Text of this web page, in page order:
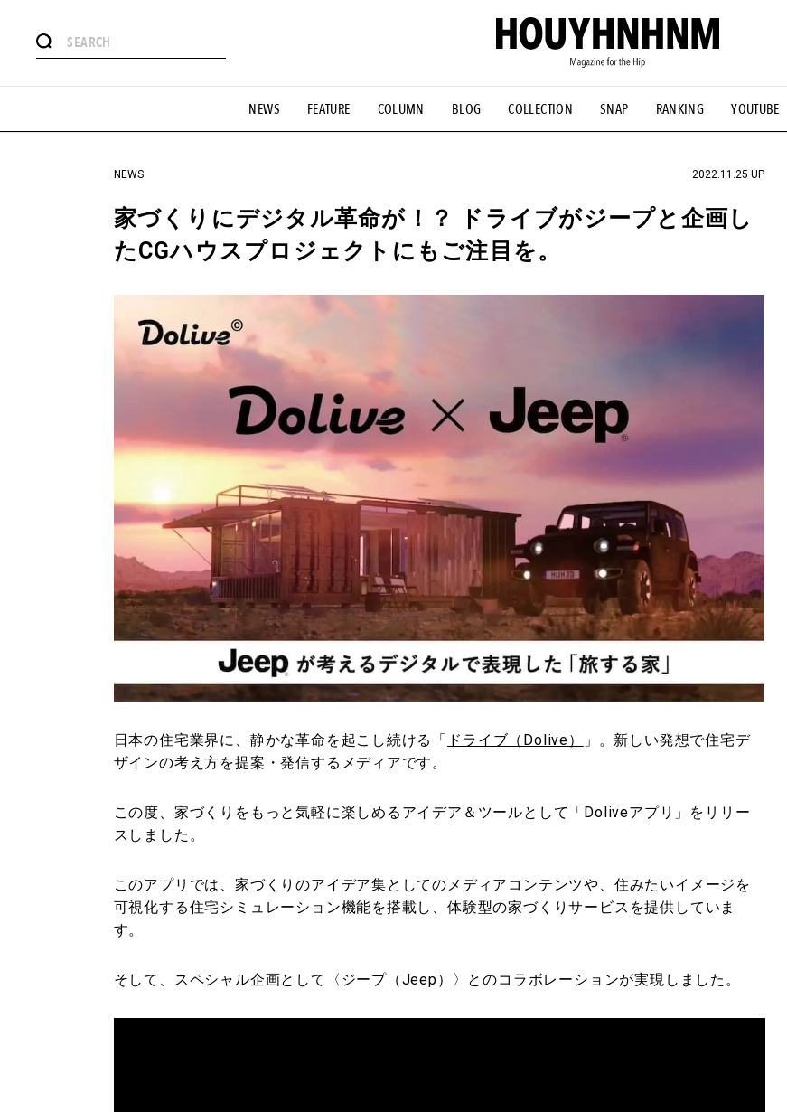
NEWS FEATURE COLUMN BLOG COLLECTION SNAP RANKING YOUTUBE
#憧れの逸品 #ESSENTIAL DESIGNS #古着サミット #NEW VINTAGE #マイナーグッド図鑑
#GH 銘品の所以 #フイナムのYouTube #Commune H #FOCUS IT #AH.H #ととけん #FASHION #MUSIC
#HANDSOME HANDBOOK
NEWS 2022.11.25 UP
家づくりにデジタル革命が！？ ドライブがジープと企画し
たCGハウスプロジェクトにもご注目を。
日本の住宅業界に、静かな革命を起こし続ける「 ドライブ（Dolive）
」。新しい発想で住宅デ
ザインの考え方を提案・発信するメディアです。
この度、家づくりをもっと気軽に楽しめるアイデア＆ツールとして「Doliveアプリ」をリリー
スしました。
このアプリでは、家づくりのアイデア集としてのメディアコンテンツや、住みたいイメージを
可視化する住宅シミュレーション機能を搭載し、体験型の家づくりサービスを提供していま
す。
そして、スペシャル企画として〈ジープ（Jeep）〉とのコラボレーションが実現しました。